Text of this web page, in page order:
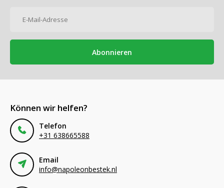
Abonnieren
Können wir helfen?
Telefon
+31 638665588
Email
info@napoleonbestek.nl